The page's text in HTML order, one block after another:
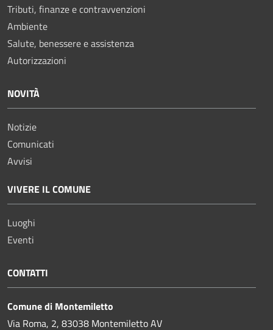
Tributi, finanze e contravvenzioni
Ambiente
Salute, benessere e assistenza
Autorizzazioni
NOVITÀ
Notizie
Comunicati
Avvisi
VIVERE IL COMUNE
Luoghi
Eventi
CONTATTI
Comune di Montemiletto
Via Roma, 2, 83038 Montemiletto AV